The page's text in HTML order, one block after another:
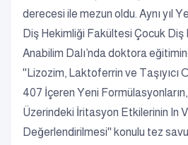
derecesi ile mezun oldu. Aynı yıl
Diş Hekimliği Fakültesi Çocuk
Anabilim Dalı’nda doktora
''Lizozim, Laktoferrin ve Taşıyıcı
407 İçeren Yeni
Üzerindeki İritasyon Etkilerinin In
Değerlendirilmesi'' konulu tez